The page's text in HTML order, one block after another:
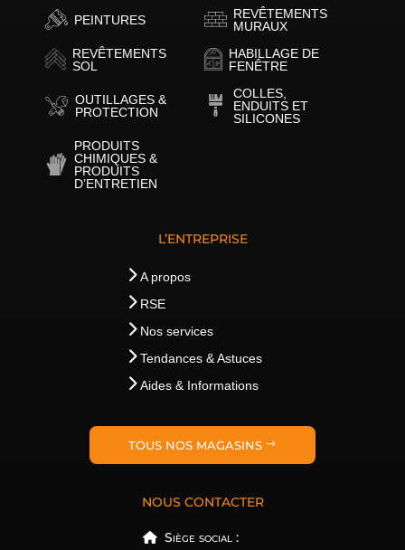
PEINTURES
REVÊTEMENTS
MURAUX
REVÊTEMENTS
SOL
HABILLAGE DE
FENÊTRE
OUTILLAGES &
PROTECTION
COLLES,
ENDUITS ET
SILICONES
PRODUITS
CHIMIQUES &
PRODUITS
D’ENTRETIEN
L’ENTREPRISE
A propos
RSE
Nos services
Tendances & Astuces
Aides & Informations
TOUS NOS MAGASINS
NOUS CONTACTER
Siège social :